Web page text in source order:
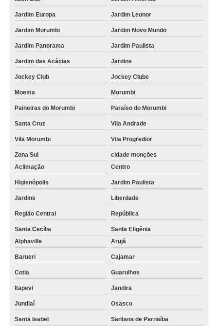
Jardim Europa Jardim Leonor
Jardim Morumbi Jardim Novo Mundo
Jardim Panorama Jardim Paulista
Jardim das Acácias Jardins
Jockey Club Jockey Clube
Moema Morumbi
Paineiras do Morumbi Paraíso do Morumbi
Santa Cruz Vila Andrade
Vila Morumbi Vila Progredior
Zona Sul
cidade monções
Aclimação
Centro
Higienópolis Jardim Paulista
Jardins Liberdade
Região Central República
Santa Cecília
Santa Efigênia
Alphaville
Arujá
Barueri Cajamar
Cotia Guarulhos
Itapevi Jandira
Jundiaí Osasco
Santa Isabel Santana de Parnaíba